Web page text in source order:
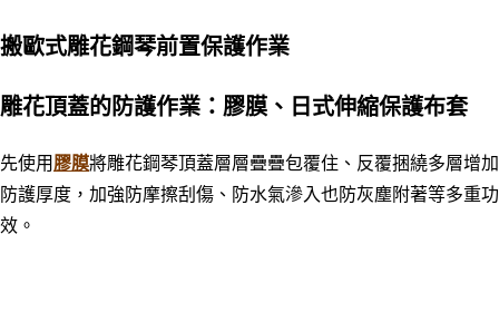
搬歐式雕花鋼琴前置保護作業
雕花頂蓋的防護作業：膠膜、日式伸縮保護布套
先使用 膠膜將雕花鋼琴頂蓋層層疊疊包覆住、反覆捆繞多層增加
防護厚度，加強防摩擦刮傷、防水氣滲入也防灰塵附著等多重功
效。